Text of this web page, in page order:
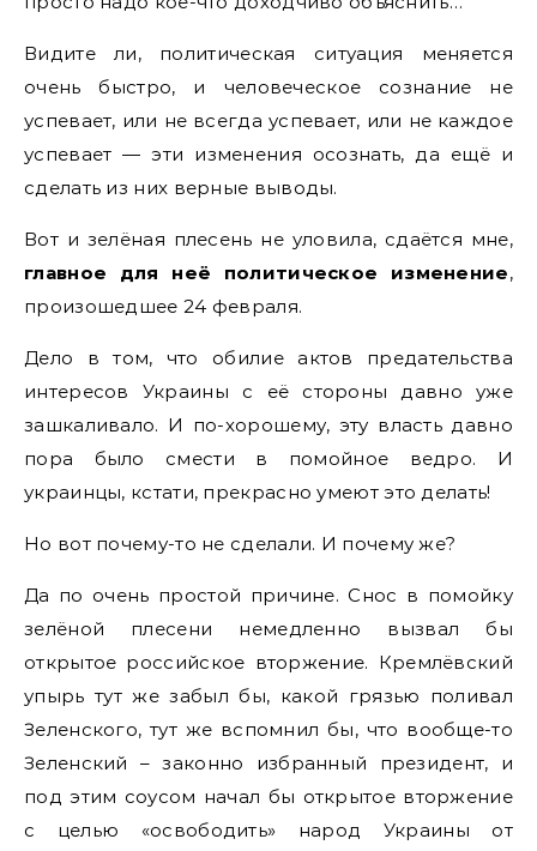
Видите ли, политическая ситуация меняется
очень быстро, и человеческое сознание не
успевает, или не всегда успевает, или не каждое
успевает — эти изменения осознать, да ещё и
сделать из них верные выводы.
Вот и зелёная плесень не уловила, сдаётся мне,
главное для неё политическое изменение,
произошедшее 24 февраля.
Дело в том, что обилие актов предательства
интересов Украины с её стороны давно уже
зашкаливало. И по-хорошему, эту власть давно
пора было смести в помойное ведро. И
украинцы, кстати, прекрасно умеют это делать!
Но вот почему-то не сделали. И почему же?
Да по очень простой причине. Снос в помойку
зелёной плесени немедленно вызвал бы
открытое российское вторжение. Кремлёвский
упырь тут же забыл бы, какой грязью поливал
Зеленского, тут же вспомнил бы, что вообще-то
Зеленский – законно избранный президент, и
под этим соусом начал бы открытое вторжение
с целью «освободить» народ Украины от